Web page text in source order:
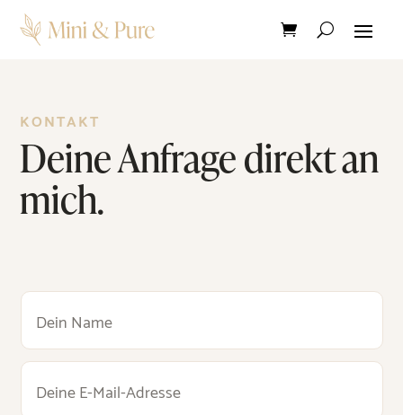
KONTAKT
Deine Anfrage direkt an
mich.